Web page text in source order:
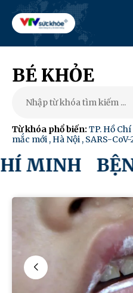
BÉ KHỎE
Từ khóa phổ biến: TP. Hồ
mắc mới , Hà Nội , SARS-CoV-
MINH